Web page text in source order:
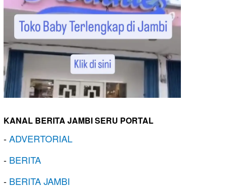
KANAL BERITA JAMBI SERU PORTAL
-ADVERTORIAL
- BERITA
- BERITA JAMBI